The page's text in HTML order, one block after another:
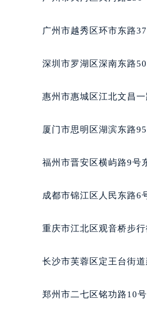
黑龙江
黑龙江
黑龙江
黑龙江
黑龙江
吉林省
吉林省
吉林省
吉林省
广州市越秀区环市东路
深圳市罗湖区深南东路
惠州市惠城区江北文昌
厦门市思明区湖滨东路
福州市晋安区横屿路9号
成都市锦江区人民东路6
重庆市江北区观音桥步
长沙市芙蓉区定王台街
郑州市二七区铭功路10